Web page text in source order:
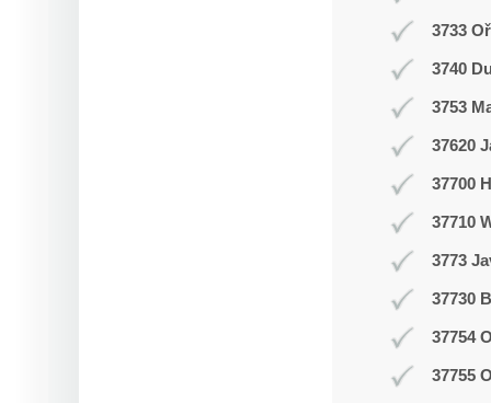
3733
3740
3753
37620
37700
37710
3773
37730
37754
37755